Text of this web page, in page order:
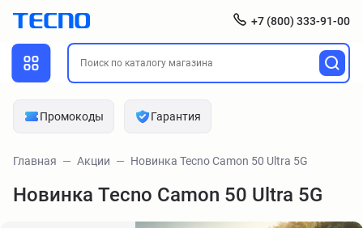
+7 (800) 333-91-00
Промокоды Гарантия
Главная Акции Новинка Tecno Camon 50 Ultra 5G
Новинка Tecno Camon 50 Ultra 5G